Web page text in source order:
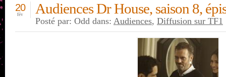
Audiences Dr House, saison 8,
20
fév
Posté par: Odd dans: Audiences, Diffusion sur TF1